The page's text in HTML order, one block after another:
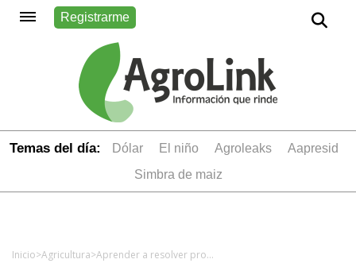
Registrarme
Temas del día: dólar el niño Agroleaks
aapresid
simbra de maiz
Inicio>Agricultura> Aprender a resolver problemas fitosanitarios de un modo sostenible